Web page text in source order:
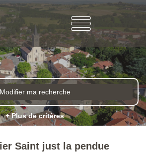
Modifier ma recherche
+ Plus de critères
Saint just la pendue